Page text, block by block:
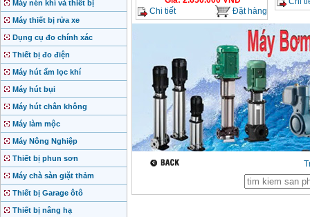
Máy nén khí và thiết bị
Máy thiết bị rửa xe
Dụng cụ đo chính xác
Thiết bị đo điện
Máy hút ẩm lọc khí
Máy hút bụi
Máy hút chân không
Máy làm mộc
Máy Nông Nghiệp
Thiết bị phun sơn
Máy chà sàn giặt thảm
Thiết bị Garage ôtô
Thiết bị nâng hạ
Chi tiết
Đặt hàng